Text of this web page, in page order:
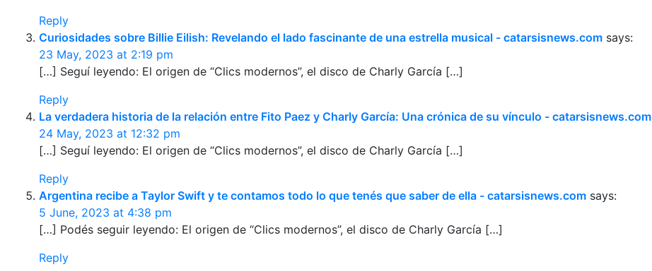
Reply
Curiosidades sobre Billie Eilish: Revelando el lado fascinante de una estrella musical - catarsisnews.com says:
23 May, 2023 at 2:19 pm
[…] Seguí leyendo: El origen de “Clics modernos”, el disco de Charly García […]
Reply
La verdadera historia de la relación entre Fito Paez y Charly García: Una crónica de su vínculo - catarsisnews.com
24 May, 2023 at 12:32 pm
[…] Seguí leyendo: El origen de “Clics modernos”, el disco de Charly García […]
Reply
Argentina recibe a Taylor Swift y te contamos todo lo que tenés que saber de ella - catarsisnews.com says:
5 June, 2023 at 4:38 pm
[…] Podés seguir leyendo: El origen de “Clics modernos”, el disco de Charly García […]
Reply